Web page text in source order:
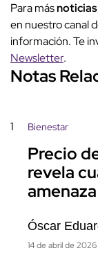
Para másnoticias
en nuestro canal
información. Te
Newsletter.
Notas
1 Bienestar
Precio
revela
Óscar
14 de abril de 2026